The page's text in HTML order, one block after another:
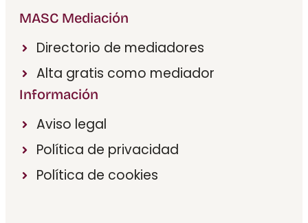
MASC Mediación
Directorio de mediadores
Alta gratis como mediador
Información
Aviso legal
Política de privacidad
Política de cookies